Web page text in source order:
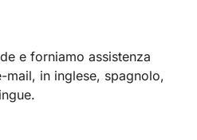
e forniamo assistenza
mail, in inglese, spagnolo,